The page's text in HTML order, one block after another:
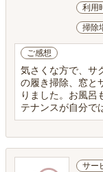
利用
掃除
ご感想
気さくな方で、サ
の履き掃除、窓と
りました。お風呂
テナンスが自分で
サー